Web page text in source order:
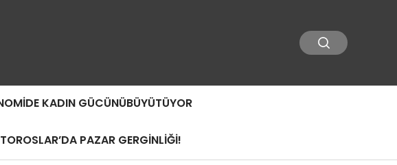
KADIN GÜCÜNÜBÜYÜTÜYOR
TOROSLAR’DA PAZAR GERGİNLİĞİ!